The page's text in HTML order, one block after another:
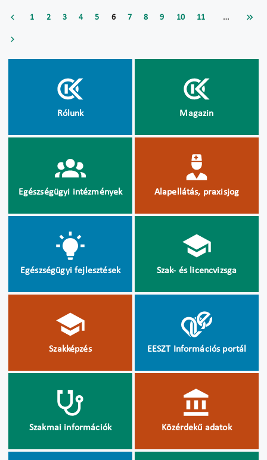
1 2 3 4 5 6 7 8 9 10 11 …
Rólunk Magazin
Egészségügyi intézmények Alapellátás, praxisjog
Egészségügyi fejlesztések Szak- és licencvizsga
Szakképzés EESZT Információs portál
Szakmai információk Közérdekű adatok